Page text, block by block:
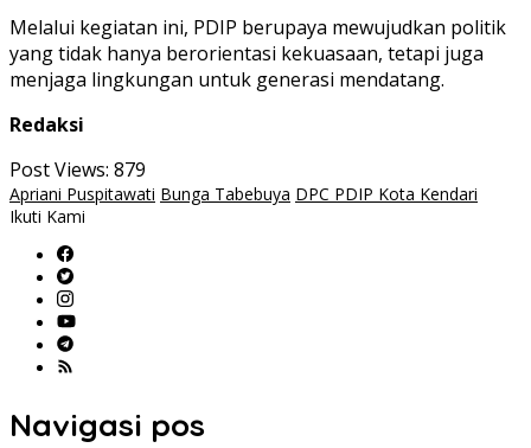
Melalui kegiatan ini, PDIP berupaya mewujudkan politik
yang tidak hanya berorientasi kekuasaan, tetapi juga
menjaga lingkungan untuk generasi mendatang.
Redaksi
Post Views: 879
Apriani Puspitawati Bunga Tabebuya DPC PDIP Kota Kendari
Ikuti Kami
Navigasi pos